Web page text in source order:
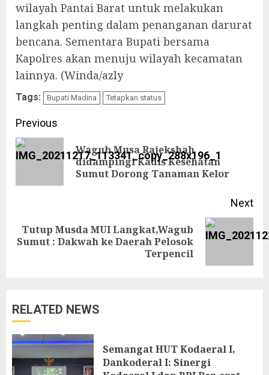
wilayah Pantai Barat untuk melakukan
langkah penting dalam penanganan darurat
bencana. Sementara Bupati bersama
Kapolres akan menuju wilayah kecamatan
lainnya. (Winda/azly
Tags: Bupati Madina Tetapkan status
Continue
Reading
Previous
Wagub Musa Rajekshah
didampingi Kadis Kesehatan
Sumut Dorong Tanaman Kelor
Next
Next
Tutup Musda MUI Langkat,Wagub
Sumut : Dakwah ke Daerah Pelosok
Terpencil
RELATED NEWS
Semangat HUT Kodaeral I,
Dankoderal I: Sinergi